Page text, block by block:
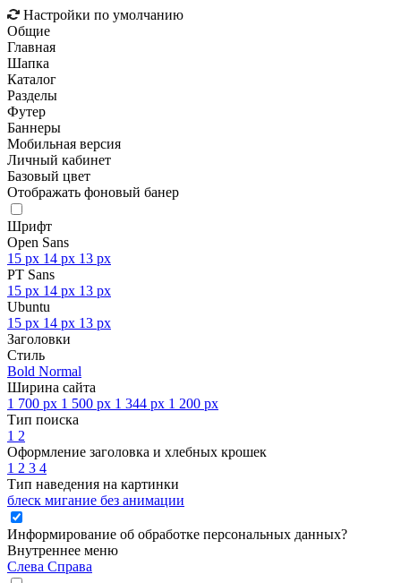
Настройки по умолчанию
Общие
Главная
Шапка
Каталог
Разделы
Футер
Баннеры
Мобильная версия
Личный кабинет
Базовый цвет
Отображать фоновый банер
Шрифт
Open Sans
15 px 14 px 13 px
PT Sans
15 px 14 px 13 px
Ubuntu
15 px 14 px 13 px
Заголовки
Стиль
Bold Normal
Ширина сайта
1 700 px 1 500 px 1 344 px 1 200 px
Тип поиска
1 2
Оформление заголовка и хлебных крошек
1 2 3 4
Тип наведения на картинки
блеск мигание без анимации
Информирование об обработке персональных данных?
Внутреннее меню
Слева Справа